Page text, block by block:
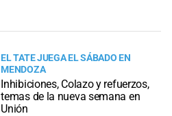
EL TATE JUEGA EL SÁBADO EN
MENDOZA
Inhibiciones, Colazo y refuerzos,
temas de la nueva semana en
Unión